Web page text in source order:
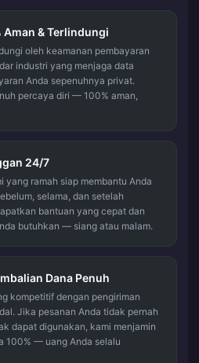
Aman & Terlindungi
oleh keamanan pembayaran
industri yang menjaga data
Anda sepenuhnya privat.
percaya diri — 100% aman,
24/7
yang ramah siap membantu Anda
selama, dan setelah
bantuan yang cepat dan
butuhkan — siang atau malam.
Dana Penuh
kompetitif dengan pengiriman
Jika pesanan Anda tidak pernah
dapat digunakan, kami menjamin
100% — uang Anda selalu